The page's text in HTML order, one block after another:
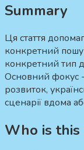
Summary
Ця стаття
конкретний
конкретний тип
Основний фокус -
розвиток,
сценарії вдома
Who is this